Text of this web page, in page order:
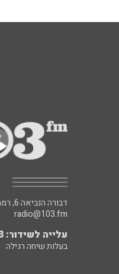
דבורה הנביאה 6, רמת השרון
radio@103.fm
עלייה לשידור: 0552-103-103
בעלות שיחה רגילה